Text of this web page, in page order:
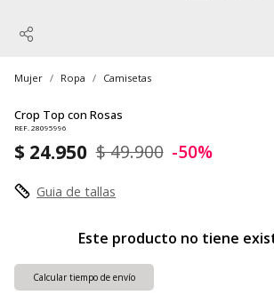
Mujer Ropa Camisetas
Crop Top con Rosas
REF. 28095996
$ 24.950 $ 49.900 -50%
Guia de tallas
Este producto no tiene
Calcular tiempo de envío